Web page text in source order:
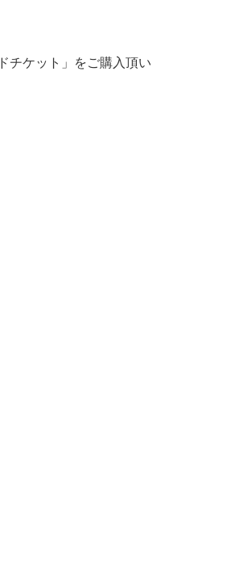
チケット」をご購入頂い